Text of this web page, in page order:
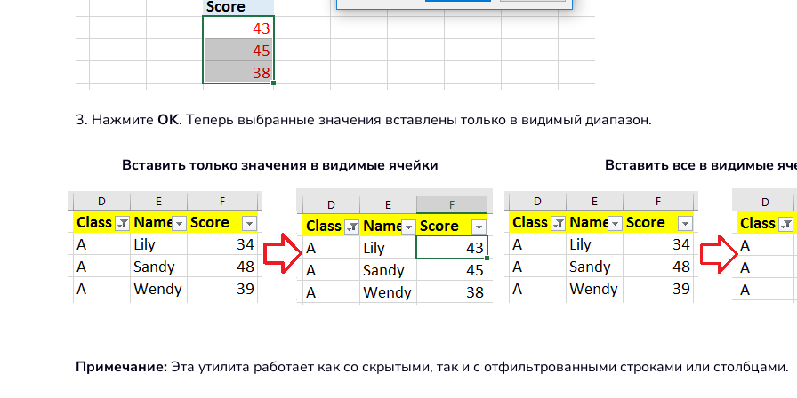
3. Нажмите OK. Теперь выбранные значения вставлены только в видимый диапазон.
Вставить только значения в видимые ячейки Вставить все в видимые
Примечание:Эта утилита работает как со скрытыми, так и с отфильтрованными строками или столбцами.